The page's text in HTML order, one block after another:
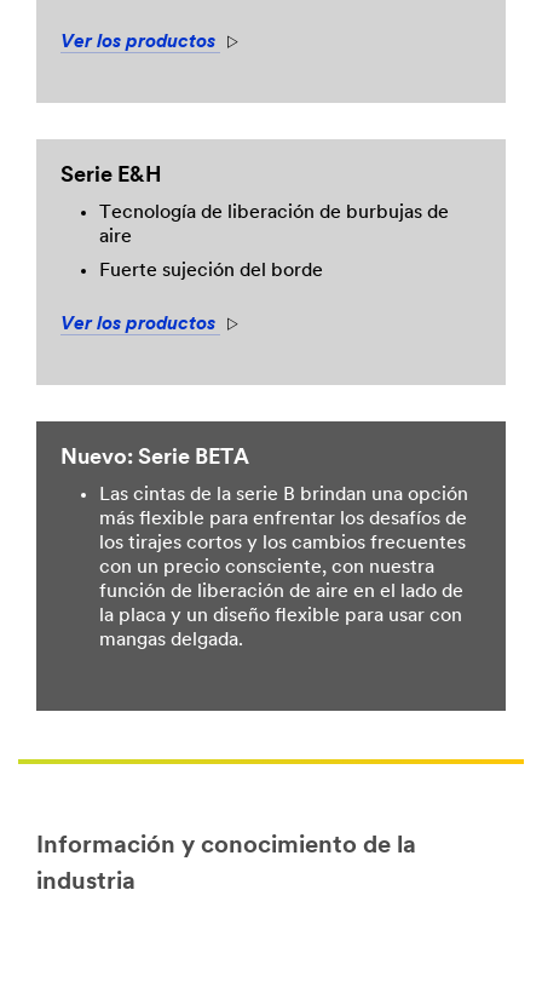
Ver los productos
Serie E&H
Tecnología de liberación de burbujas de
aire
Fuerte sujeción del borde
Ver los productos
Nuevo: Serie BETA
Las cintas de la serie B brindan una opción
más flexible para enfrentar los desafíos de
los tirajes cortos y los cambios frecuentes
con un precio consciente, con nuestra
función de liberación de aire en el lado de
la placa y un diseño flexible para usar con
mangas delgada.
Información y conocimiento de la
industria